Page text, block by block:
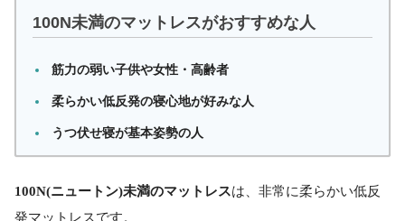
100N未満のマットレスがおすすめな人
筋力の弱い子供や女性・高齢者
柔らかい低反発の寝心地が好みな人
うつ伏せ寝が基本姿勢の人
100N(ニュートン)未満のマットレス は、非常に柔らかい低反
発マットレスです。